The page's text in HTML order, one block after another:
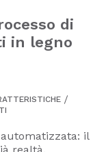
di
in legno
il
realtà.